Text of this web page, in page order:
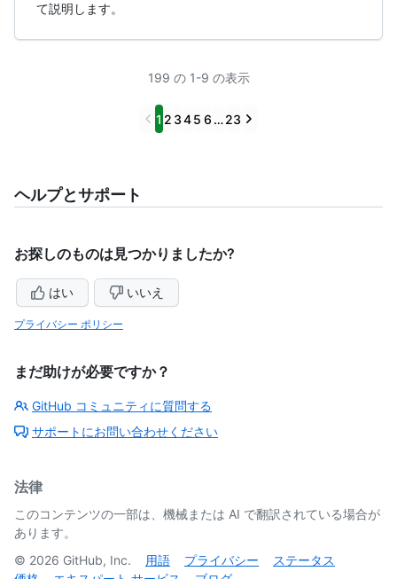
て説明します。
199 の 1-9 の表示
Previous
1 2 345 6 …23 Next
ヘルプとサポート
お探しのものは見つかりましたか?
はい いいえ
プライバシー ポリシー
まだ助けが必要ですか？
GitHub コミュニティに質問する
サポートにお問い合わせください
法律
このコンテンツの一部は、機械または AI で翻訳されている場合が
あります。
© 2026 GitHub, Inc. 用語 プライバシー
ステータス